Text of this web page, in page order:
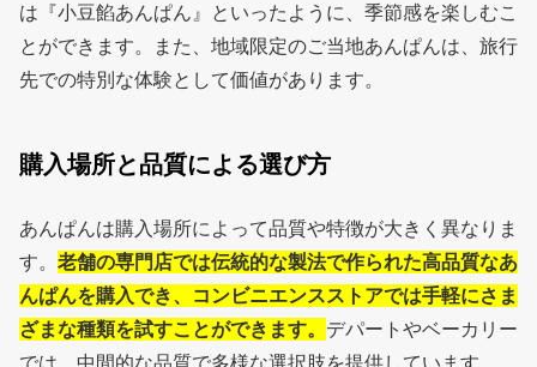
は『小豆餡あんぱん』といったように、季節感を楽しむこ
とができます。また、地域限定のご当地あんぱんは、旅行
先での特別な体験として価値があります。
購入場所と品質による選び方
あんぱんは購入場所によって品質や特徴が大きく異なりま
す。 老舗の専門店では伝統的な製法で作られた高品質なあ
んぱんを購入でき、コンビニエンスストアでは手軽にさま
ざまな種類を試すことができます。 デパートやベーカリー